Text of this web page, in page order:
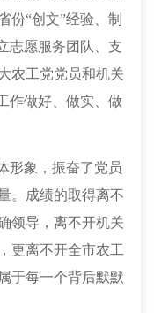
份“创文”经验、制
志愿服务团队、支
农工党党员和机关
作做好、做实、做
形象，振奋了党员
。成绩的取得离不
领导，离不开机关
更离不开全市农工
于每一个背后默默